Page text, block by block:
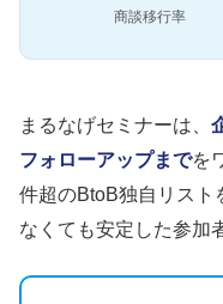
商談移行率
まるなげセミナーは、
フォローアップまでを
件超のBtoB独自リスト
なくても安定した参加